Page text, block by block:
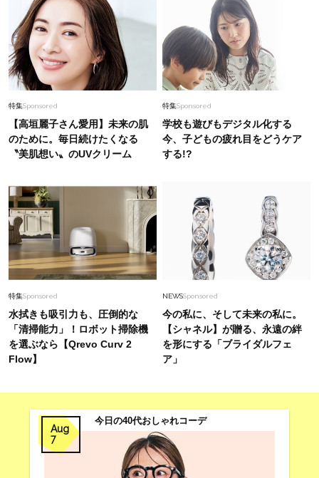
26年夏は「小ぶり」が大流行中！人と被らない
【最旬かごバッグ】6選
特集Sponsored
【高垣麗子さん愛用】未来の肌
のために。毎日続けたくなる
〝美肌想い〟のUVクリーム
特集Sponsored
学校も遊びもデジタル化する
今、子どもの疲れ目をどうケア
する!?
特集Sponsored
水拭きも吸引力も、圧倒的な
「清掃能力」！ロボット掃除機
を選ぶなら【Qrevo Curv 2
Flow】
NEWSSponsored
今の私に、そして未来の私に。
【シャネル】が贈る、永遠の絆
を形にする「ブライダルフェ
ア」
Aug
7
今日の40代おしゃれコーデ